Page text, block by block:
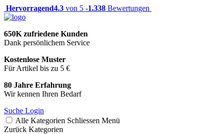
Hervorragend4.3 von 5 -1.338 Bewertungen
650K zufriedene Kunden
Dank persönlichem Service
Kostenlose Muster
Für Artikel bis zu 5 €
80 Jahre Erfahrung
Wir kennen Ihren Bedarf
Suche Login
Alle Kategorien Schliessen Menü
Zurück Kategorien